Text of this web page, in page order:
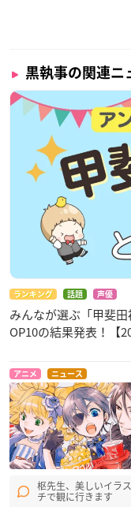
黒執事の関連ニ
ランキング 話題 声優
みんなが選ぶ「甲斐
OP10の結果発表！【
アニメ ニュース
枢先生、美しいイラ
チで観に行きます